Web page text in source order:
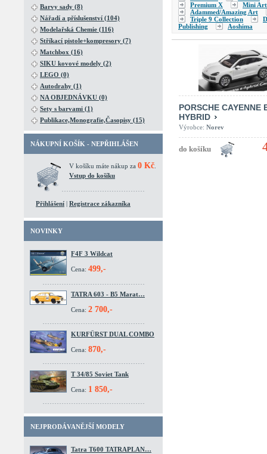
Barvy sady (8)
Nářadí a příslušenství (104)
Modelařská Chemie (116)
Stříkací pistole+kompresory (7)
Matchbox (16)
SIKU kovové modely (2)
LEGO (0)
Autodrahy (1)
NA OBJEDNÁVKU (0)
Sety s barvami (1)
Publikace,Monografie,Časopisy (15)
NÁKUPNÍ KOŠÍK - NEPŘIHLÁŠEN
V košíku máte nákup za 0 Kč
Vstup do košíku
Přihlášení | Registrace zákazníka
NOVINKY
F4F 3 Wildcat
Cena: 499,-
TATRA 603 - B5 Marat…
Cena: 2 700,-
KURFÜRST DUAL COMBO
Cena: 870,-
T 34/85 Soviet Tank
Cena: 1 850,-
NEJPRODÁVANĚJŠÍ MODELY
Tatra T600 TATRAPLAN…
Premium X
Mini Art
Adammed/Amazing Art
Triple 9 Collection
Publishing
Aoshima
PORSCHE CAYENNE
HYBRID
Výrobce: Norev